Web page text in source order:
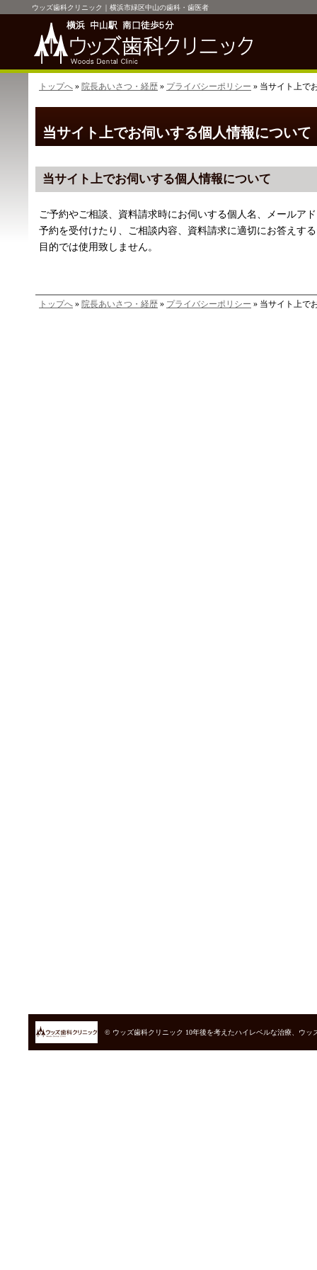
当サイト上でお伺いする個人情報について
ウッズ歯科クリニック｜横浜市緑区中山の歯科・歯医者
トップへ » 院長あいさつ・経歴 » プライバシーポリシー » 当サイト上で
当サイト上でお伺いする個人情報について
ご予約やご相談、資料請求時にお伺いする個人名、メールア
予約を受付けたり、ご相談内容、資料請求に適切にお答えす
目的では使用致しません。
トップへ » 院長あいさつ・経歴 » プライバシーポリシー » 当サイト上で
© ウッズ歯科クリニック 10年後を考えたハイレベルな治療、ウ